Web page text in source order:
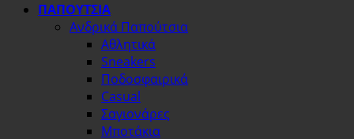
ΠΑΠΟΥΤΣΙΑ
Ανδρικά Παπούτσια
Αθλητικά
Sneakers
Ποδοσφαιρικά
Casual
Σαγιονάρες
Μποτάκια